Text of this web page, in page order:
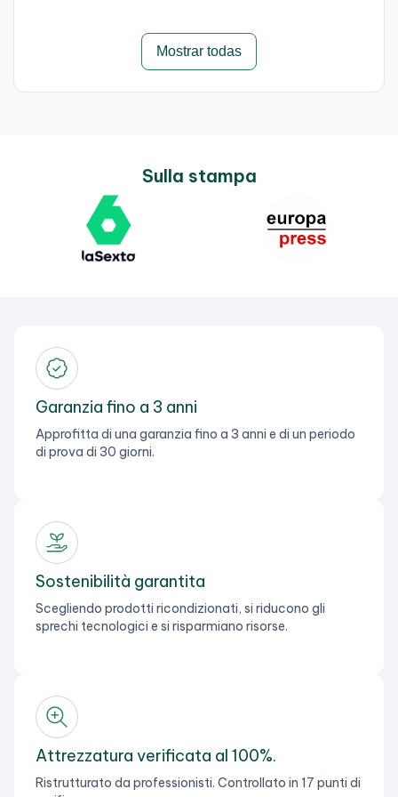
Mostrar todas
Sulla stampa
Garanzia fino a 3 anni
Approfitta di una garanzia fino a 3 anni e di un periodo
di prova di 30 giorni.
Sostenibilità garantita
Scegliendo prodotti ricondizionati, si riducono gli
sprechi tecnologici e si risparmiano risorse.
Attrezzatura verificata al 100%.
Ristrutturato da professionisti. Controllato in 17 punti di